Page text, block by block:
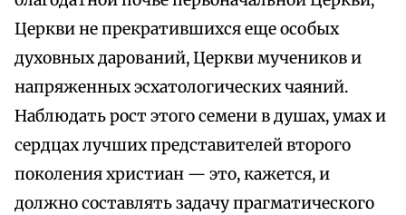
Церкви не прекратившихся еще особых
духовных дарований, Церкви мучеников и
напряженных эсхатологических чаяний.
Наблюдать рост этого семени в душах, умах и
сердцах лучших представителей второго
поколения христиан — это, кажется, и
должно составлять задачу прагматического